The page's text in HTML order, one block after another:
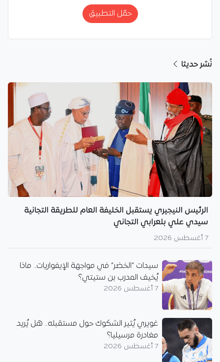
حمّل التطبيق
نُشر حديثا
الرئيس النيجيري يستقبل الخليفة العام للطريقة التجانية
سيدي علي بلعرابي التجاني
7 أغسطس 2026
سيدات “الخضر” في مواجهة الإيفواريات.. ماذا
يُخيف المدرب بن ستيتي؟
7 أغسطس 2026
غويري يُثير الشكوك حول مستقبله.. هل يُريد
مغادرة مرسيليا؟
7 أغسطس 2026